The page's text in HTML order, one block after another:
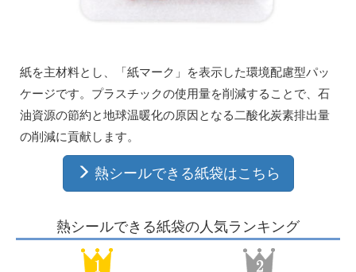
紙を主材料とし、「紙マーク」を表示した環境配慮型パッ
ケージです。プラスチックの使用量を削減することで、石
油資源の節約と地球温暖化の原因となる二酸化炭素排出量
の削減に貢献します。
熱シールできる紙袋はこちら
熱シールできる紙袋の人気ランキング